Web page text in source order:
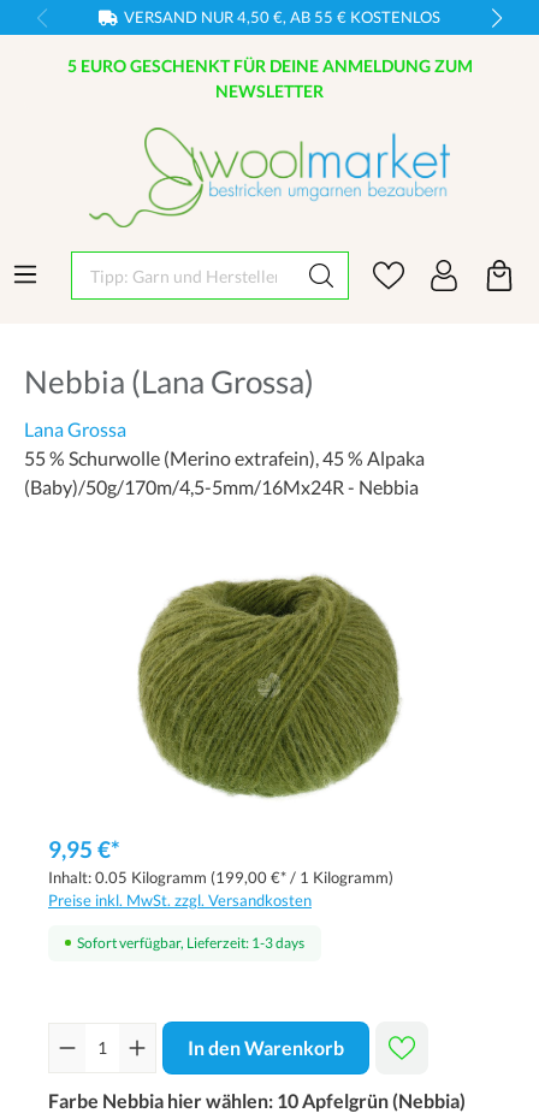
VERSAND NUR 4,50 €, AB 55 € KOSTENLOS
5 EURO GESCHENKT FÜR DEINE ANMELDUNG ZUM
NEWSLETTER
Tipp: Garn und Hersteller eingeben
Nebbia (Lana Grossa)
Lana Grossa
55 % Schurwolle (Merino extrafein), 45 % Alpaka
(Baby)/50g/170m/4,5-5mm/16Mx24R - Nebbia
9,95 €*
Inhalt:0.05 Kilogramm (199,00 €* / 1 Kilogramm)
Preise inkl. MwSt. zzgl. Versandkosten
Sofort verfügbar, Lieferzeit: 1-3 days
In den Warenkorb
Farbe Nebbia hier wählen: 10 Apfelgrün (Nebbia)